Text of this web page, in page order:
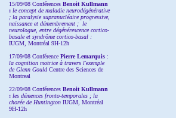
15/09/08 Conférences Benoit Kullmann
: le concept de maladie neurodégénérative
; la paralysie supranucléaire progressive,
naissance et démembrement ; le
neurologue, entre dégénérescence cortico-
basale et syndrôme cortico-basal :
IUGM, Montréal 9H-12h
17/09/08 Conférence Pierre Lemarquis :
la cognition motrice à travers l'exemple
de Glenn Gould Centre des Sciences de
Montreal
22/09/08 Conférences Benoit Kullmann
: les démences fronto-temporales ; la
chorée de Huntington IUGM, Montréal
9H-12h